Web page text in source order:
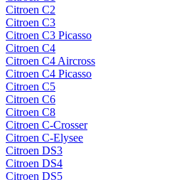
Citroen C2
Citroen C3
Citroen C3 Picasso
Citroen C4
Citroen C4 Aircross
Citroen C4 Picasso
Citroen C5
Citroen C6
Citroen C8
Citroen C-Crosser
Citroen C-Elysee
Citroen DS3
Citroen DS4
Citroen DS5